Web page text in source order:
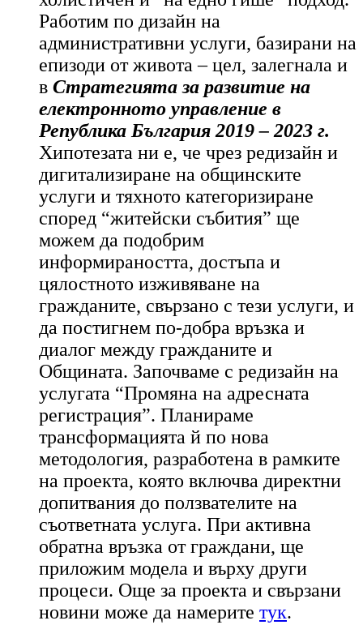
Работим по дизайн на
административни услуги, базирани на
епизоди от живота – цел, залегнала и
в Стратегията за развитие на
електронното управление в
Република България 2019 – 2023 г.
Хипотезата ни е, че чрез редизайн и
дигитализиране на общинските
услуги и тяхното категоризиране
според “житейски събития” ще
можем да подобрим
информираността, достъпа и
цялостното изживяване на
гражданите, свързано с тези услуги, и
да постигнем по-добра връзка и
диалог между гражданите и
Общината. Започваме с редизайн на
услугата “Промяна на адресната
регистрация”. Планираме
трансформацията й по нова
методология, разработена в рамките
на проекта, която включва директни
допитвания до ползвателите на
съответната услуга. При активна
обратна връзка от граждани, ще
приложим модела и върху други
процеси. Още за проекта и свързани
новини може да намерите тук.